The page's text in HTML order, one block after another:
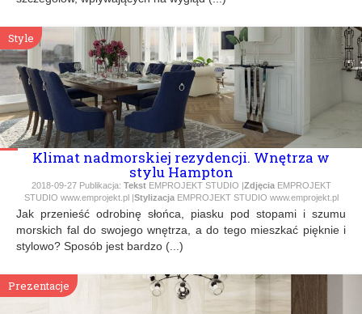
Style
Klimat nadmorskiej rezydencji. Wnętrza w
stylu Hampton
2018-09-27Publikacja: Tekst EMPROJEKT STUDIO |Zdjęcia EMPROJEKT
STUDIO www.emprojekt.pl |Stylizacja EMPROJEKT STUDIO www.emprojekt.pl
Jak przenieść odrobinę słońca, piasku pod stopami i szumu
morskich fal do swojego wnętrza, a do tego mieszkać pięknie i
stylowo? Sposób jest bardzo (...)
Prezentacje